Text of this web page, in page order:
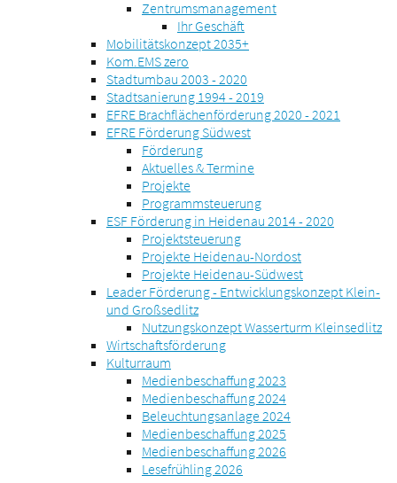
Zentrumsmanagement
Ihr Geschäft
Mobilitätskonzept 2035+
Kom.EMS zero
Stadtumbau 2003 - 2020
Stadtsanierung 1994 - 2019
EFRE Brachflächenförderung 2020 - 2021
EFRE Förderung Südwest
Förderung
Aktuelles & Termine
Projekte
Programmsteuerung
ESF Förderung in Heidenau 2014 - 2020
Projektsteuerung
Projekte Heidenau-Nordost
Projekte Heidenau-Südwest
Leader Förderung - Entwicklungskonzept Klein-
und Großsedlitz
Nutzungskonzept Wasserturm Kleinsedlitz
Wirtschaftsförderung
Kulturraum
Medienbeschaffung 2023
Medienbeschaffung 2024
Beleuchtungsanlage 2024
Medienbeschaffung 2025
Medienbeschaffung 2026
Lesefrühling 2026